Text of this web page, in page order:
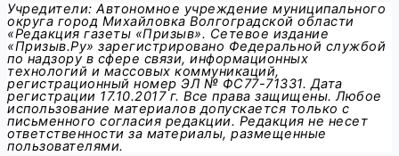
Учредители: Автономное учреждение муниципального
округа город Михайловка Волгоградской области
«Редакция газеты «Призыв». Сетевое издание
«Призыв.Ру» зарегистрировано Федеральной службой
по надзору в сфере связи, информационных
технологий и массовых коммуникаций,
регистрационный номер ЭЛ № ФС77-71331. Дата
регистрации 17.10.2017 г. Все права защищены. Любое
использование материалов допускается только с
письменного согласия редакции. Редакция не несет
ответственности за материалы, размещенные
пользователями.